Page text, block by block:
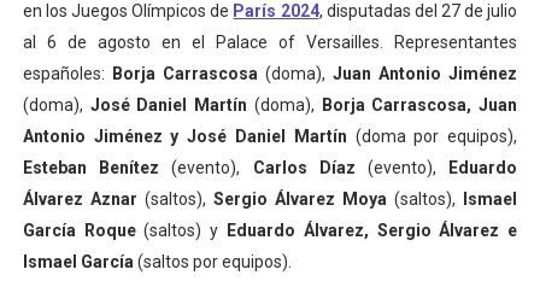
en los Juegos Olímpicos de París 2024, disputadas del 27 de julio
al 6 de agosto en el Palace of Versailles. Representantes
españoles:
Borja Carrascosa (doma),Juan Antonio Jiménez
(doma), José Daniel Martín (doma),
Borja Carrascosa, Juan
Antonio Jiménez y José Daniel Martín (doma por equipos),
Esteban Benítez(evento), Carlos Díaz (evento),
Eduardo
Álvarez Aznar (saltos), Sergio Álvarez Moya(saltos),
Ismael
García Roque(saltos) y
Eduardo Álvarez, Sergio Álvarez e
Ismael García (saltos por equipos).